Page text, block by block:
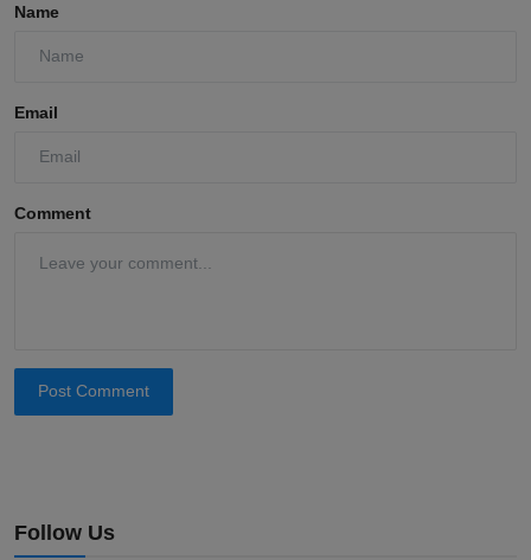
Name
Email
Comment
Post Comment
Follow Us